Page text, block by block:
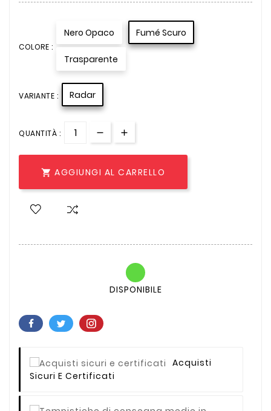
COLORE :
Nero Opaco Fumé Scuro
Trasparente
VARIANTE : Radar
QUANTITÀ :
 AGGIUNGI AL CARRELLO
DISPONIBILE
Acquisti
Sicuri E Certificati